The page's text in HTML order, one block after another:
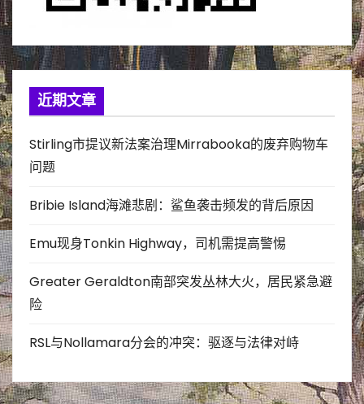
近期文章
Stirling市提议新法案治理Mirrabooka的废弃购物车
问题
Bribie Island海滩悲剧：鲨鱼袭击频发的背后原因
Emu现身Tonkin Highway，司机需提高警惕
Greater Geraldton南部突发丛林大火，居民紧急避
险
RSL与Nollamara分会的冲突：驱逐与法律对峙